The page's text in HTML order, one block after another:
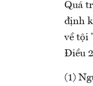
Quá
định
về tội
Điều
(1)